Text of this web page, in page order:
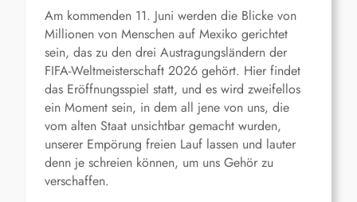
Am kommenden 11. Juni werden die Blicke von
Millionen von Menschen auf Mexiko gerichtet
sein, das zu den drei Austragungsländern der
FIFA-Weltmeisterschaft 2026 gehört. Hier findet
das Eröffnungsspiel statt, und es wird zweifellos
ein Moment sein, in dem all jene von uns, die
vom alten Staat unsichtbar gemacht wurden,
unserer Empörung freien Lauf lassen und lauter
denn je schreien können, um uns Gehör zu
verschaffen.